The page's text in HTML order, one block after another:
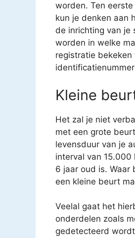
worden. Ten
kun je denken aan
de inrichting van je
worden in welke
registratie
Kleine
Het zal je niet
met een grote
levensduur van je
interval van
6 jaar oud is.
een kleine beurt
Veelal gaat het
onderdelen zoals
gedetecteerd